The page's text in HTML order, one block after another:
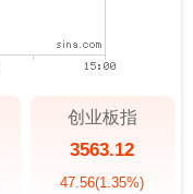
创业板指
3563.12
47.56(1.35%)